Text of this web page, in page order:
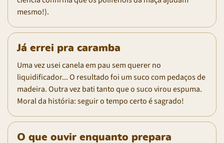
mesmo!).
Já errei pra caramba
Uma vez usei canela em pau sem querer no
liquidificador... O resultado foi um suco com pedaços de
madeira. Outra vez bati tanto que o suco virou espuma.
Moral da história: seguir o tempo certo é sagrado!
O que ouvir enquanto prepara